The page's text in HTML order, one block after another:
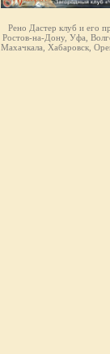
Рено Дастер клуб и его
Ростов-на-Дону, Уфа,
Махачкала, Хабаровск,